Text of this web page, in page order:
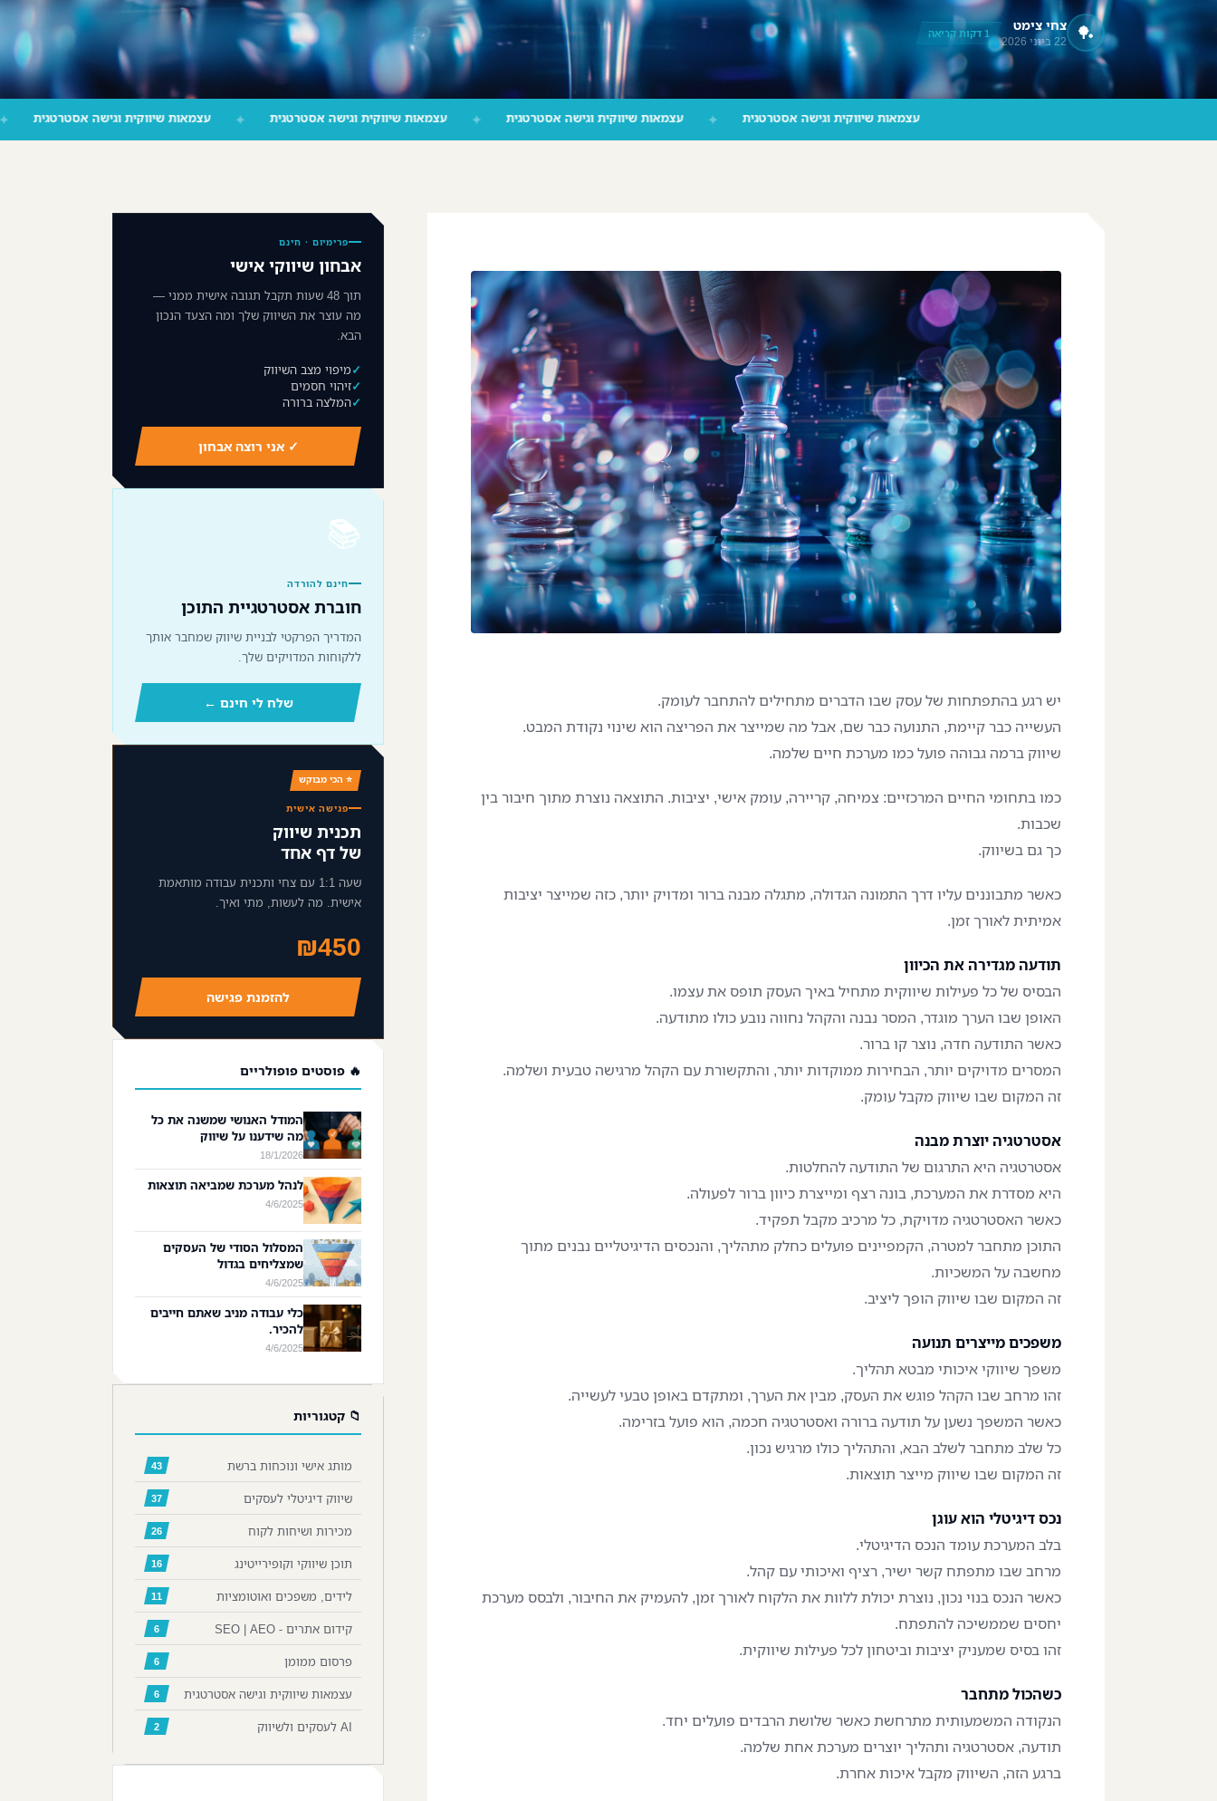
‪055-9924080‬ וואטסאפ 🏓 צחי צימט
22 ביוני 2026
1 דקות קריאה
עצמאות שיווקית וגישה אסטרטגית ✦ עצמאות שיווקית וגישה אסטרטגית ✦ עצמאות שיווקית וגישה אסטרטגית ✦ עצמאות שיווקית
יש רגע בהתפתחות של עסק שבו הדברים מתחילים להתחבר לעומק.
העשייה כבר קיימת, התנועה כבר שם, אבל מה שמייצר את הפריצה הוא שינוי נקודת המבט.
שיווק ברמה גבוהה פועל כמו מערכת חיים שלמה.
כמו בתחומי החיים המרכזיים: צמיחה, קריירה, עומק אישי, יציבות. התוצאה נוצרת מתוך חיבור בין
שכבות.
כך גם בשיווק.
כאשר מתבוננים עליו דרך התמונה הגדולה, מתגלה מבנה ברור ומדויק יותר, כזה שמייצר יציבות
אמיתית לאורך זמן.
תודעה מגדירה את הכיוון
הבסיס של כל פעילות שיווקית מתחיל באיך העסק תופס את עצמו.
האופן שבו הערך מוגדר, המסר נבנה והקהל נחווה נובע כולו מתודעה.
כאשר התודעה חדה, נוצר קו ברור.
המסרים מדויקים יותר, הבחירות ממוקדות יותר, והתקשורת עם הקהל מרגישה טבעית ושלמה.
זה המקום שבו שיווק מקבל עומק.
אסטרטגיה יוצרת מבנה
אסטרטגיה היא התרגום של התודעה להחלטות.
היא מסדרת את המערכת, בונה רצף ומייצרת כיוון ברור לפעולה.
כאשר האסטרטגיה מדויקת, כל מרכיב מקבל תפקיד.
התוכן מתחבר למטרה, הקמפיינים פועלים כחלק מתהליך, והנכסים הדיגיטליים נבנים מתוך
מחשבה על המשכיות.
זה המקום שבו שיווק הופך ליציב.
משפכים מייצרים תנועה
משפך שיווקי איכותי מבטא תהליך.
זהו מרחב שבו הקהל פוגש את העסק, מבין את הערך, ומתקדם באופן טבעי לעשייה.
כאשר המשפך נשען על תודעה ברורה ואסטרטגיה חכמה, הוא פועל בזרימה.
כל שלב מתחבר לשלב הבא, והתהליך כולו מרגיש נכון.
זה המקום שבו שיווק מייצר תוצאות.
נכס דיגיטלי הוא עוגן
בלב המערכת עומד הנכס הדיגיטלי.
מרחב שבו מתפתח קשר ישיר, רציף ואיכותי עם קהל.
כאשר הנכס בנוי נכון, נוצרת יכולת ללוות את הלקוח לאורך זמן, להעמיק את החיבור, ולבסס מערכת
יחסים שממשיכה להתפתח.
זהו בסיס שמעניק יציבות וביטחון לכל פעילות שיווקית.
כשהכול מתחבר
הנקודה המשמעותית מתרחשת כאשר שלושת הרבדים פועלים יחד.
תודעה, אסטרטגיה ותהליך יוצרים מערכת אחת שלמה.
ברגע הזה, השיווק מקבל איכות אחרת.
פרימיום · חינם
אבחון שיווקי אישי
תוך 48 שעות תקבל תגובה אישית ממני —
מה עוצר את השיווק שלך ומה הצעד הנכון
הבא.
מיפוי מצב השיווק
זיהוי חסמים
המלצה ברורה
✓ אני רוצה אבחון
📚
חינם להורדה
חוברת אסטרטגיית התוכן
המדריך הפרקטי לבניית שיווק שמחבר אותך
ללקוחות המדויקים שלך.
שלח לי חינם ←
⭐ הכי מבוקש
פגישה אישית
תכנית שיווק
של דף אחד
שעה 1:1 עם צחי ותכנית עבודה מותאמת
אישית. מה לעשות, מתי ואיך.
₪450
להזמנת פגישה
🔥 פוסטים פופולריים
המודל האנושי שמשנה את כל
מה שידענו על שיווק
18/1/2026
לנהל מערכת שמביאה תוצאות
4/6/2025
המסלול הסודי של העסקים
שמצליחים בגדול
4/6/2025
כלי עבודה מניב שאתם חייבים
להכיר.
4/6/2025
📁 קטגוריות
מותג אישי ונוכחות ברשת 43
שיווק דיגיטלי לעסקים 37
מכירות ושיחות לקוח 26
תוכן שיווקי וקופירייטינג 16
לידים, משפכים ואוטומציות 11
קידום אתרים - SEO | AEO 6
פרסום ממומן 6
עצמאות שיווקית וגישה אסטרטגית 6
AI לעסקים ולשיווק 2